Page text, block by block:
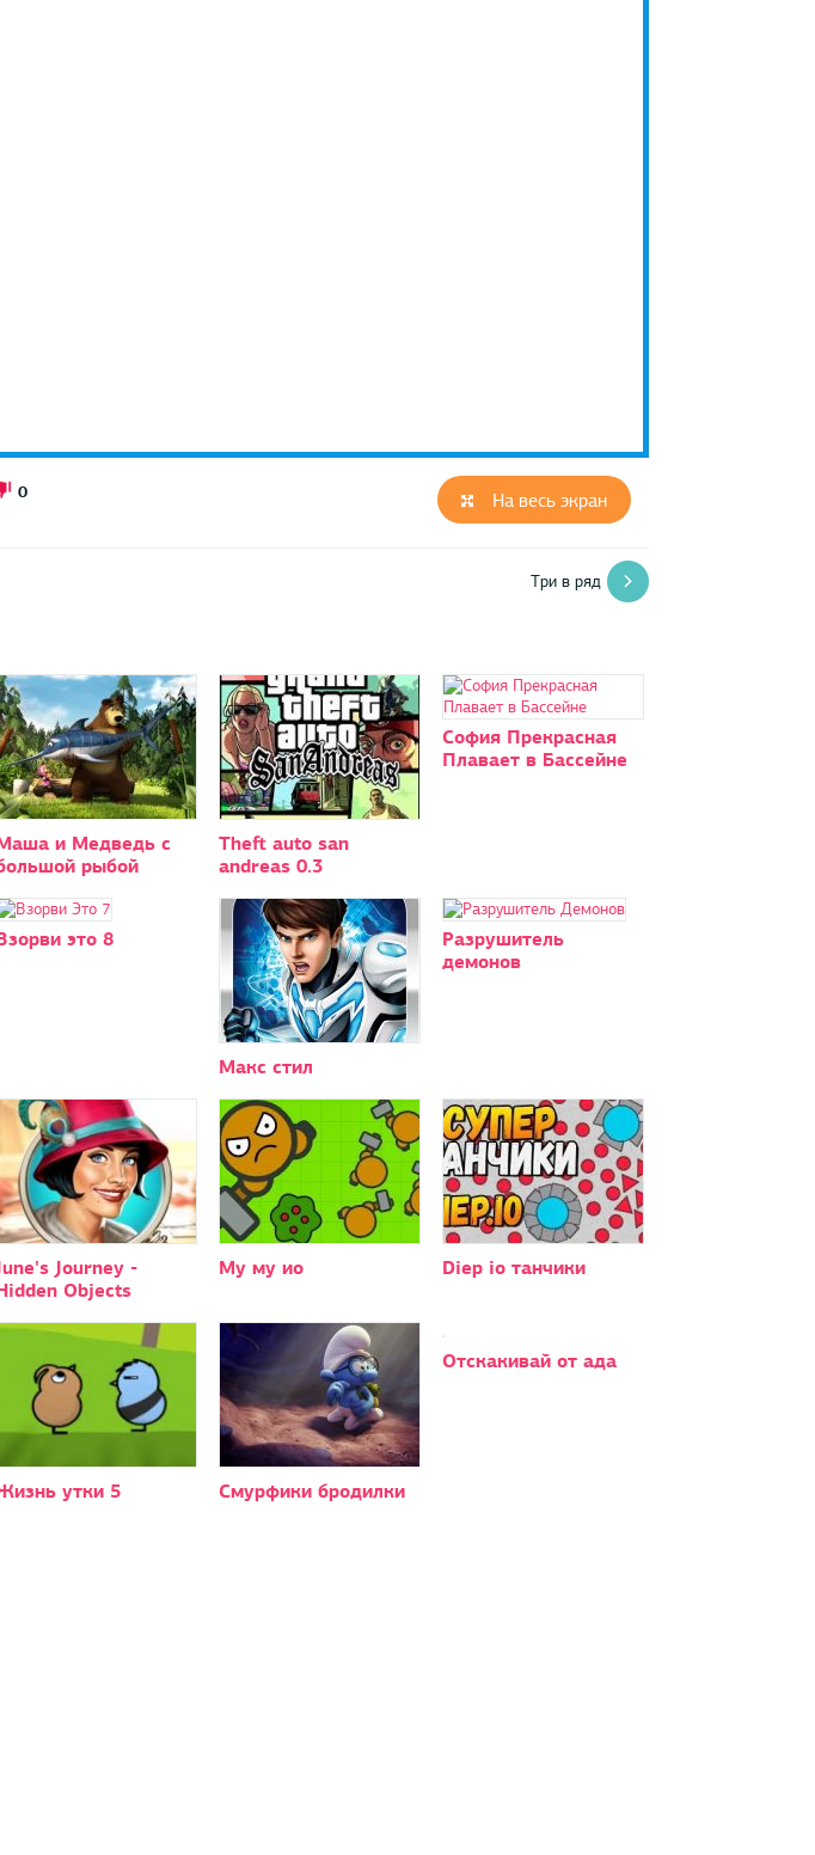
На весь экран
0
Три в ряд
и Медведь с
рыбой
Theft auto san
andreas 0.3
София Прекрасная
Плавает в Бассейне
это 8
Макс стил
Разрушитель
демонов
Journey -
Objects
Му му ио Diep io танчики
утки 5 Смурфики бродилки
Отскакивай от ада